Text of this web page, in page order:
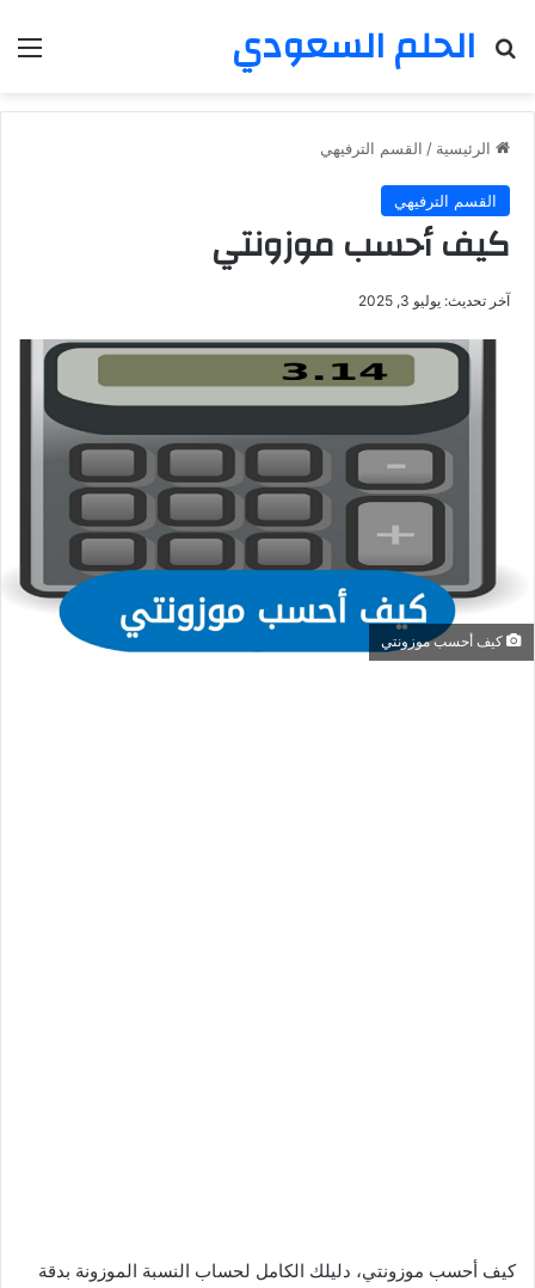
الحلم السعودي
بحث عن
الرئيسية / القسم الترفيهي
القسم الترفيهي
كيف أحسب موزونتي
آخر تحديث: يوليو 3, 2025
كيف أحسب موزونتي
كيف أحسب موزونتي، دليلك الكامل لحساب النسبة الموزونة بدقة